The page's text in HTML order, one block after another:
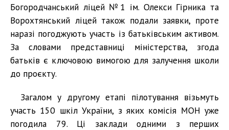
Богородчанський ліцей №1 ім. Олекси Гірника та
Ворохтянський ліцей також подали заявки, проте
наразі погоджують участь із батьківським активом.
За словами представниці міністерства, згода
батьків є ключовою вимогою для залучення школи
до проєкту.
Загалом у другому етапі пілотування візьмуть
участь 150 шкіл України, з яких комісія МОН уже
погодила 79. Ці заклади одними з перших